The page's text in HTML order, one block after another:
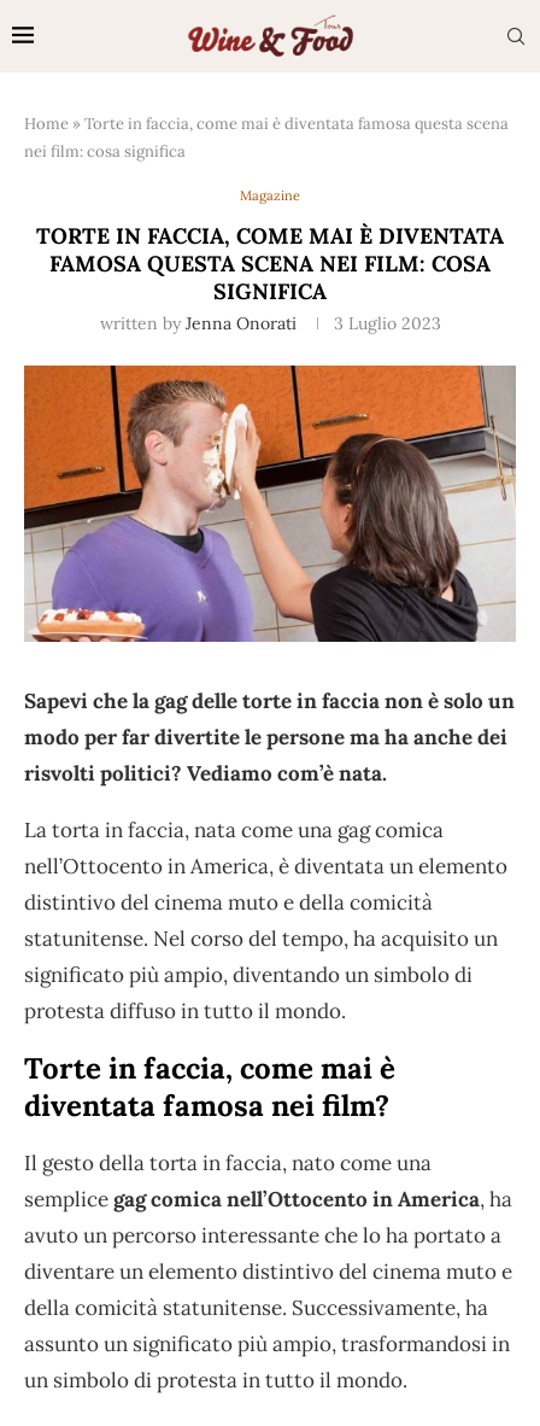
Home »Torte in faccia, come mai è diventata famosa questa scena
nei film: cosa significa
Magazine
TORTE IN FACCIA, COME MAI È DIVENTATA
FAMOSA QUESTA SCENA NEI FILM: COSA
SIGNIFICA
written by Jenna Onorati 3 Luglio 2023
Sapevi che la gag delle torte in faccia non è solo un
modo per far divertite le persone ma ha anche dei
risvolti politici? Vediamo com’è nata.
La torta in faccia, nata come una gag comica
nell’Ottocento in America, è diventata un elemento
distintivo del cinema muto e della comicità
statunitense. Nel corso del tempo, ha acquisito un
significato più ampio, diventando un simbolo di
protesta diffuso in tutto il mondo.
Torte in faccia, come mai è
diventata famosa nei film?
Il gesto della torta in faccia, nato come una
semplicegag comica nell’Ottocento in America, ha
avuto un percorso interessante che lo ha portato a
diventare un elemento distintivo del cinema muto e
della comicità statunitense. Successivamente, ha
assunto un significato più ampio, trasformandosi in
un simbolo di protesta in tutto il mondo.